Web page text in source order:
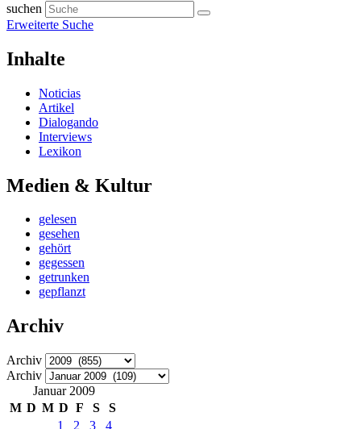
suchen
Erweiterte Suche
Inhalte
Noticias
Artikel
Dialogando
Interviews
Lexikon
Medien & Kultur
gelesen
gesehen
gehört
gegessen
getrunken
gepflanzt
Archiv
Archiv
Archiv
Januar 2009
M D M D F S
S
1
2 3 4